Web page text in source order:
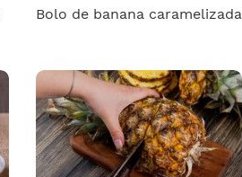
Bolo de banana caramelizada